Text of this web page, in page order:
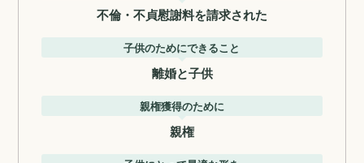
不倫・不貞慰謝料を請求された
子供のためにできること
離婚と子供
親権獲得のために
親権